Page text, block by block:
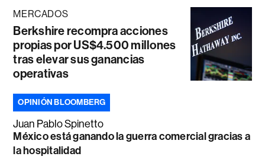
MERCADOS
Berkshire recompra acciones
propias por US$4.500 millones
tras elevar sus ganancias
operativas
OPINIÓN BLOOMBERG
Juan Pablo Spinetto
México está ganando la guerra comercial gracias a
la hospitalidad